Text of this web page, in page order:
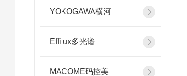
YOKOGAWA横河
Effilux多光谱
MACOME码控美